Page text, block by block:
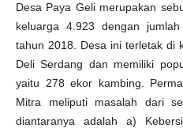
Desa Paya Geli merupakan
keluarga 4.923 dengan
tahun 2018. Desa ini terletak di
Deli Serdang dan memiliki
yaitu 278 ekor kambing.
Mitra meliputi masalah dari
diantaranya adalah a)